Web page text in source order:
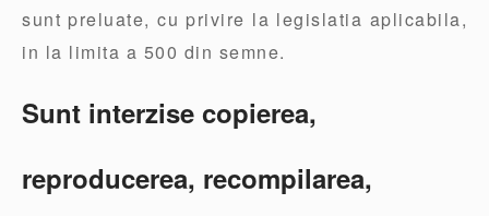
sunt preluate, cu privire la legislatia aplicabila,
in la limita a 500 din semne.
Sunt interzise copierea,
reproducerea, recompilarea,